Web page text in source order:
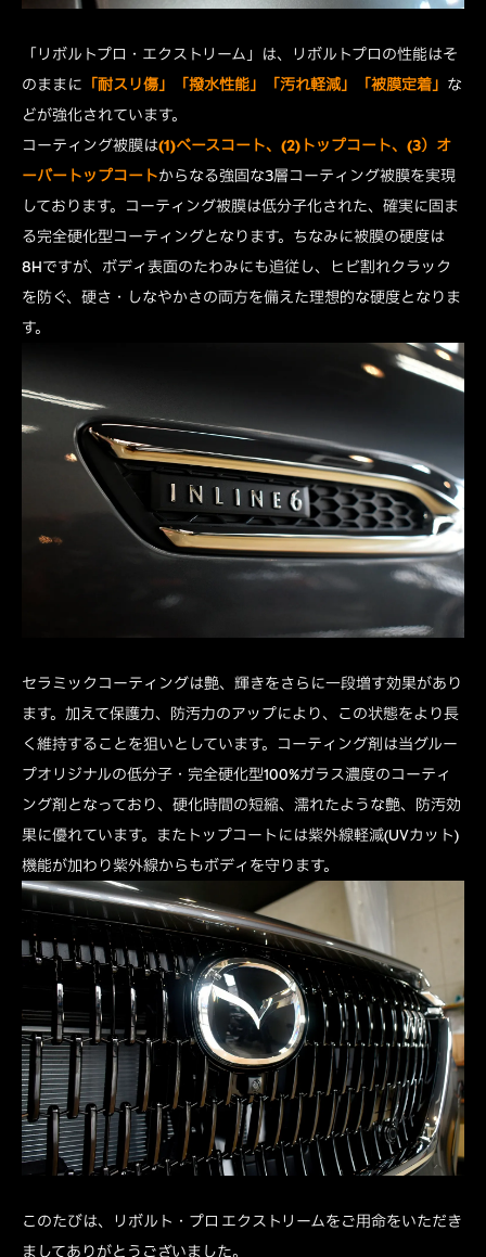
「リボルトプロ・エクストリーム」は、リボルトプロの性能はそ
のままに 「耐スリ傷」「撥水性能」「汚れ軽減」「被膜定着」 な
どが強化されています。
コーティング被膜は(1)ベースコート、(2)トップコート、(3）オ
ーバートップコートからなる強固な3層コーティング被膜を実現
しております。コーティング被膜は低分子化された、確実に固ま
る完全硬化型コーティングとなります。ちなみに被膜の硬度は
8Hですが、ボディ表面のたわみにも追従し、ヒビ割れクラック
を防ぐ、硬さ・しなやかさの両方を備えた理想的な硬度となりま
す。
セラミックコーティングは艶、輝きをさらに一段増す効果があり
ます。加えて保護力、防汚力のアップにより、この状態をより長
く維持することを狙いとしています。コーティング剤は当グルー
プオリジナルの低分子・完全硬化型100%ガラス濃度のコーティ
ング剤となっており、硬化時間の短縮、濡れたような艶、防汚効
果に優れています。またトップコートには紫外線軽減(UVカット)
機能が加わり紫外線からもボディを守ります。
このたびは、リボルト・プロ エクストリームをご用命をいただき
ましてありがとうございました。